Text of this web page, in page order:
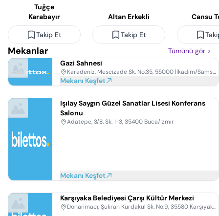
Tuğçe
Karabayır
Takip Et
Altan Erkekli
Takip Et
Cansu
Mekanlar Tümünü gör >
Gazi Sahnesi
Karadeniz, Mescizade Sk. No:35, 55000 İlkadım/Samsun
Mekanı Keşfet
Işılay Saygın Güzel Sanatlar Lisesi Konferans
Salonu
Adatepe, 3/8. Sk. 1-3, 35400 Buca/İzmir
Mekanı Keşfet
Karşıyaka Belediyesi Çarşı Kültür Merkezi
Donanmacı, Şükran Kurdakul Sk. No:9, 35580 Karşıyaka/İzmir